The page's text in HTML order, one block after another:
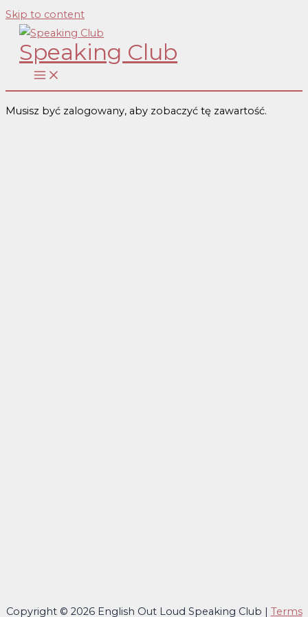
Skip to content
Speaking Club
Musisz być zalogowany, aby zobaczyć tę zawartość.
Copyright © 2026 English Out Loud Speaking Club | Terms